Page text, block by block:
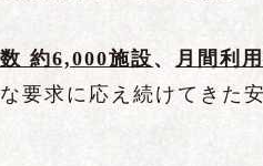
約6,000施設 、 月間利
要求に応え続けてきた